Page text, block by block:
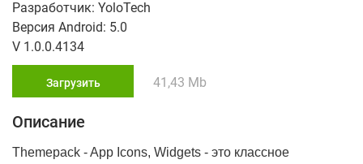
Разработчик: YoloTech
Версия Android: 5.0
V 1.0.0.4134
Загрузить 41,43 Mb
Описание
Themepack - App Icons, Widgets - это классное